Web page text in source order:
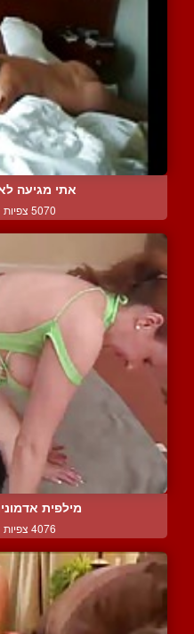
אתי מגיעה
5070 צפיות
מילפית
4076 צפיות